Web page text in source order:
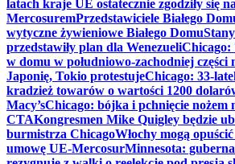
latach kraje UE ostatecznie zgodziły się
MercosuremPrzedstawiciele Białego
wytyczne żywieniowe Białego Domu
przedstawiły plan dla WenezueliChicago:
w domu w południowo-zachodniej części
Japonię, Tokio protestujeChicago: 33-
kradzież towarów o wartości 1200
Macy’sChicago: bójka i pchnięcie nożem
CTAKongresmen Mike Quigley będzie
burmistrza ChicagoWłochy mogą
umowę UE-MercosurMinnesota: